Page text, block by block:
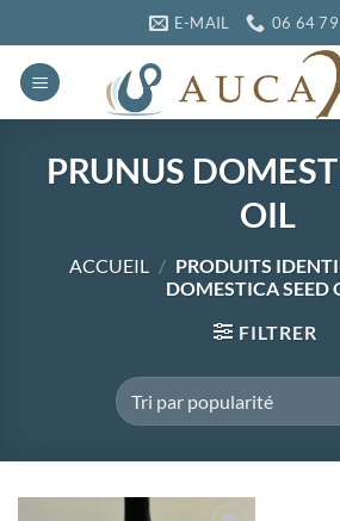
au
contenu
E-MAIL 06 64
PRUNUS
OIL
ACCUEIL / PRODUITS
DOMESTICA SEED
FILTRER